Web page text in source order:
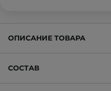
ОПИСАНИЕ ТОВАРА
СОСТАВ